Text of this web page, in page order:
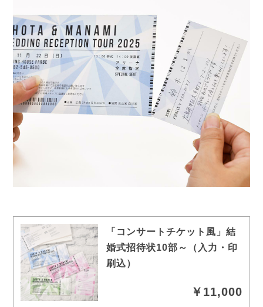
「コンサートチケット風」結
婚式招待状10部～（入力・印
刷込）
￥11,000